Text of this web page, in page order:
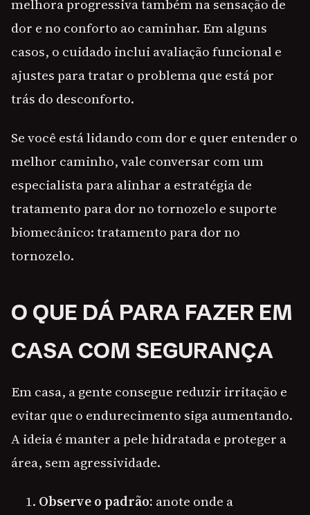
melhora progressiva também na sensação de
dor e no conforto ao caminhar. Em alguns
casos, o cuidado inclui avaliação funcional e
ajustes para tratar o problema que está por
trás do desconforto.
Se você está lidando com dor e quer entender o
melhor caminho, vale conversar com um
especialista para alinhar a estratégia de
tratamento para dor no tornozelo e suporte
biomecânico: tratamento para dor no
tornozelo.
O QUE DÁ PARA FAZER EM
CASA COM SEGURANÇA
Em casa, a gente consegue reduzir irritação e
evitar que o endurecimento siga aumentando.
A ideia é manter a pele hidratada e proteger a
área, sem agressividade.
Observe o padrão: anote onde a